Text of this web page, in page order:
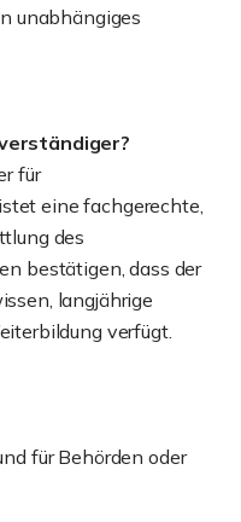
unabhängiges
für
eine fachgerechte,
des
bestätigen, dass der
langjährige
verfügt.
für Behörden oder